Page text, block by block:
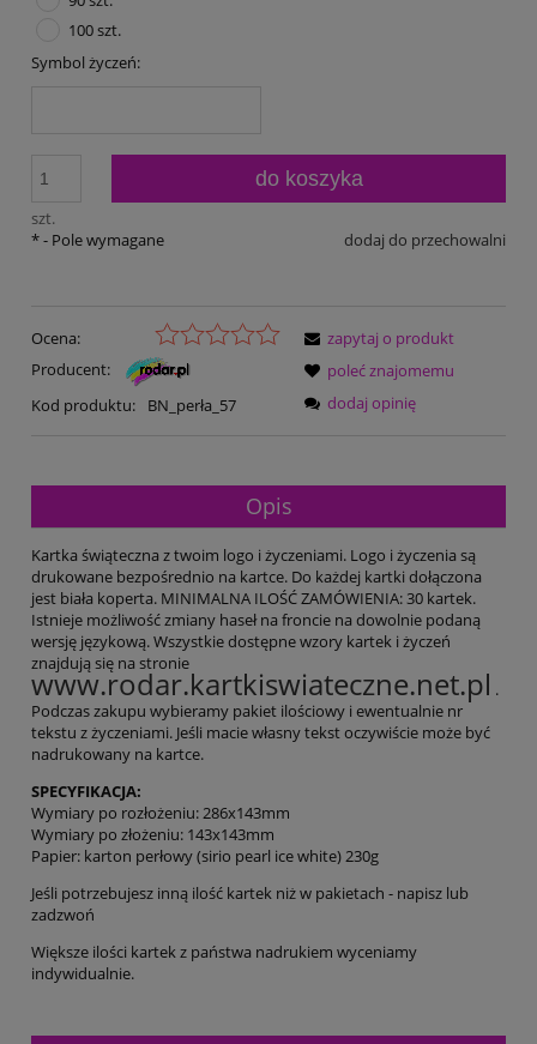
100 szt.
Symbol życzeń:
szt.
do koszyka
dodaj do przechowalni
*- Pole wymagane
Ocena:
Producent:
Kod produktu:
BN_perła_57
zapytaj o produkt
poleć znajomemu
dodaj opinię
Opis
Kartka świąteczna z twoim logo i życzeniami. Logo i życzenia są
drukowane bezpośrednio na kartce. Do każdej kartki dołączona
jest biała koperta. MINIMALNA ILOŚĆ ZAMÓWIENIA: 30 kartek.
Istnieje możliwość zmiany haseł na froncie na dowolnie podaną
wersję językową. Wszystkie dostępne wzory kartek i życzeń
znajdują się na stronie
www.rodar.kartkiswiateczne.net.pl .
Podczas zakupu wybieramy pakiet ilościowy i ewentualnie nr
tekstu z życzeniami. Jeśli macie własny tekst oczywiście może być
nadrukowany na kartce.
SPECYFIKACJA:
Wymiary po rozłożeniu: 286x143mm
Wymiary po złożeniu: 143x143mm
Papier: karton perłowy (sirio pearl ice white) 230g
Jeśli potrzebujesz inną ilość kartek niż w pakietach - napisz lub
zadzwoń
Większe ilości kartek z państwa nadrukiem wyceniamy
indywidualnie.